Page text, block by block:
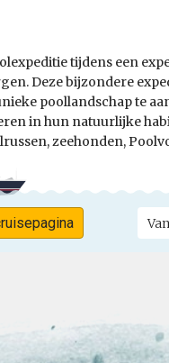
tijdens een
Deze bijzondere
poollandschap te
in hun natuurlijke
zeehonden,
Van